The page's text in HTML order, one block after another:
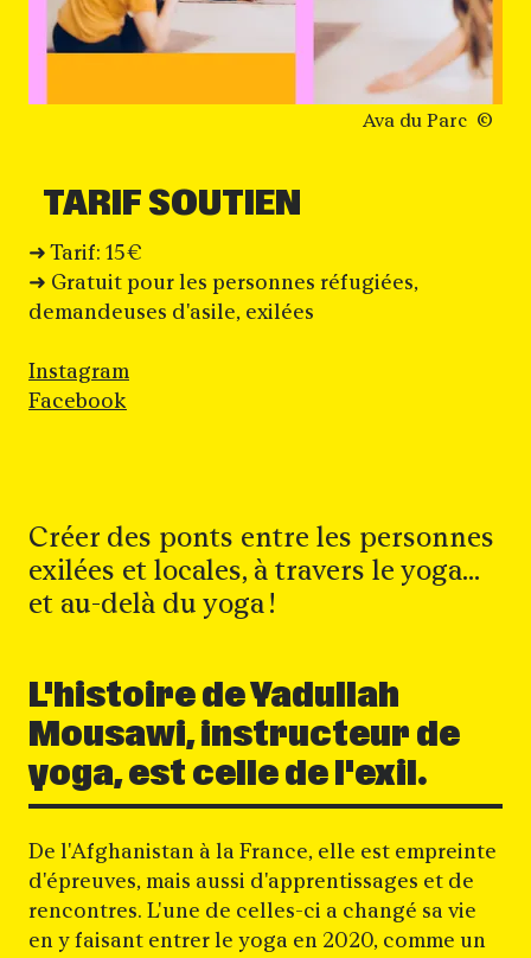
Droits réservés :
Ava du Parc
Informations
➜ Tarif: 15€
➜ Gratuit pour les personnes réfugiées,
demandeuses d'asile, exilées
Instagram
Facebook
TARIF SOUTIEN
Créer des ponts entre les personnes
exilées et locales, à travers le yoga...
et au-delà du yoga !
L'histoire de Yadullah
Mousawi, instructeur de
yoga, est celle de l'exil.
De l'Afghanistan à la France, elle est empreinte
d'épreuves, mais aussi d'apprentissages et de
rencontres. L'une de celles-ci a changé sa vie
en y faisant entrer le yoga en 2020, comme un